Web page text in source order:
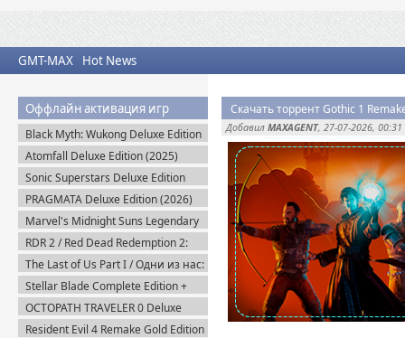
GMT-MAX Hot News
Оффлайн активация игр
Black Myth: Wukong Deluxe Edition
(2024) Portable
Atomfall Deluxe Edition (2025)
Steam-Rip
Sonic Superstars Deluxe Edition
(2023) Steam-Rip
PRAGMATA Deluxe Edition (2026)
Пиратка
Marvel's Midnight Suns Legendary
Edition (2022) Steam-Rip
RDR 2 / Red Dead Redemption 2:
Ultimate Edition v.1491.50 (2019)
Пиратка
The Last of Us Part I / Одни из нас:
Часть I Deluxe Edition v.1.1.5.0
(2023) Пиратка
Stellar Blade Complete Edition +
Все DLC (2025) Пиратка
OCTOPATH TRAVELER 0 Deluxe
Edition v.1.0.8 (2025) Portable
Resident Evil 4 Remake Gold Edition
Скачать торрент Gothic 1
Добавил MAXAGENT, 27-07-2026, 00:31